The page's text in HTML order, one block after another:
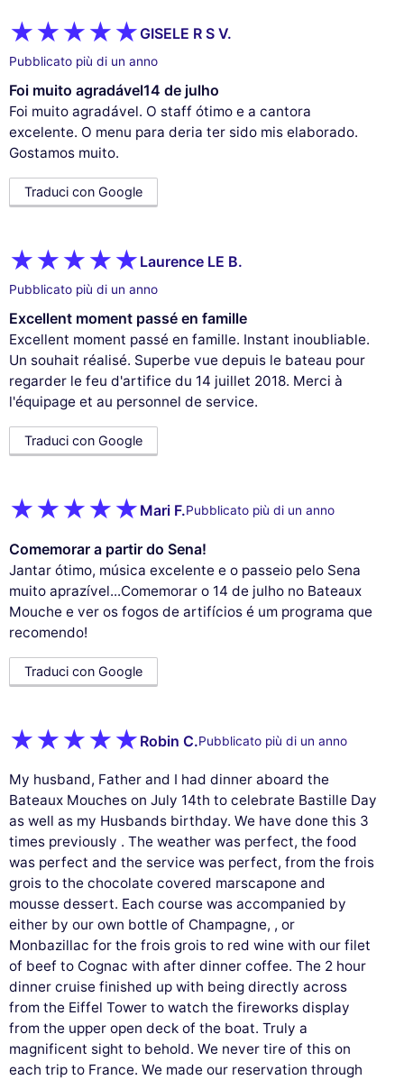
GISELE R S V.
Pubblicato più di un anno
Foi muito agradável14 de julho
Foi muito agradável. O staff ótimo e a cantora
excelente. O menu para deria ter sido mis elaborado.
Gostamos muito.
Traduci con Google
Laurence LE B.
Pubblicato più di un anno
Excellent moment passé en famille
Excellent moment passé en famille. Instant inoubliable.
Un souhait réalisé. Superbe vue depuis le bateau pour
regarder le feu d'artifice du 14 juillet 2018. Merci à
l'équipage et au personnel de service.
Traduci con Google
Mari F.Pubblicato più di un anno
Comemorar a partir do Sena!
Jantar ótimo, música excelente e o passeio pelo Sena
muito aprazível...Comemorar o 14 de julho no Bateaux
Mouche e ver os fogos de artifícios é um programa que
recomendo!
Traduci con Google
Robin C.Pubblicato più di un anno
My husband, Father and I had dinner aboard the
Bateaux Mouches on July 14th to celebrate Bastille Day
as well as my Husbands birthday. We have done this 3
times previously . The weather was perfect, the food
was perfect and the service was perfect, from the frois
grois to the chocolate covered marscapone and
mousse dessert. Each course was accompanied by
either by our own bottle of Champagne, , or
Monbazillac for the frois grois to red wine with our filet
of beef to Cognac with after dinner coffee. The 2 hour
dinner cruise finished up with being directly across
from the Eiffel Tower to watch the fireworks display
from the upper open deck of the boat. Truly a
magnificent sight to behold. We never tire of this on
each trip to France. We made our reservation through